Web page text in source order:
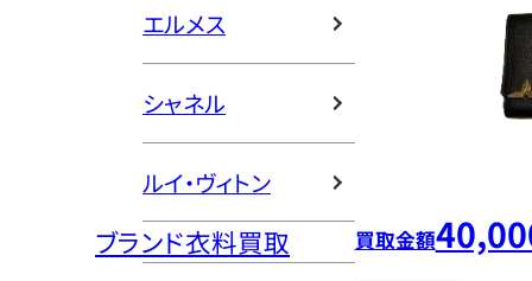
エルメス
シャネル
ルイ・ヴィトン
ブランド衣料買取 買取金額